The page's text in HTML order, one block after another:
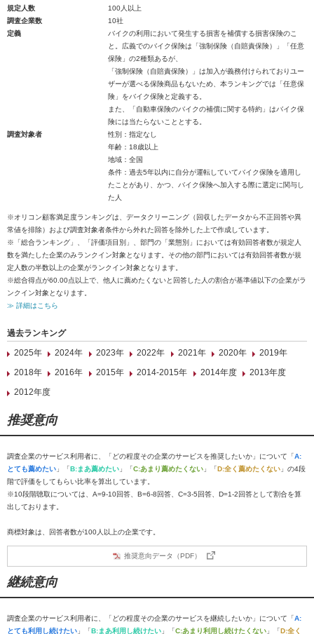
規定人数
100人以上
調査企業数
10社
定義
バイクの利用において発生する損害を補償する損害保険のこ
と。広義でのバイク保険は「強制保険（自賠責保険）」「任意
保険」の2種類あるが、
「強制保険（自賠責保険）」は加入が義務付けられておりユー
ザーが選べる保険商品もないため、本ランキングでは「任意保
険」をバイク保険と定義する。
また、「自動車保険のバイクの補償に関する特約」はバイク保
険には当たらないこととする。
調査対象者
性別：指定なし
年齢：18歳以上
地域：全国
条件：過去5年以内に自分が運転していてバイク保険を適用し
たことがあり、かつ、バイク保険へ加入する際に選定に関与し
た人
※オリコン顧客満足度ランキングは、データクリーニング（回収したデータから不正回答や異
常値を排除）および調査対象者条件から外れた回答を除外した上で作成しています。
※「総合ランキング」、「評価項目別」、部門の「業態別」においては有効回答者数が規定人
数を満たした企業のみランクイン対象となります。その他の部門においては有効回答者数が規
定人数の半数以上の企業がランクイン対象となります。
※総合得点が60.00点以上で、他人に薦めたくないと回答した人の割合が基準値以下の企業がラ
ンクイン対象となります。
≫ 詳細はこちら
過去ランキング
2025年
2024年 2023年 2022年 2021年 2020年
2019年
2018年
2016年 2015年 2014-2015年 2014年度
2013年度
2012年度
推奨意向
調査企業のサービス利用者に、「どの程度その企業のサービスを推奨したいか」について「A:
とても薦めたい 」「B:まあ薦めたい 」「C:あまり薦めたくない 」「D:全く薦めたくない 」の4段
階で評価をしてもらい比率を算出しています。
※10段階聴取については、A=9-10回答、B=6-8回答、C=3-5回答、D=1-2回答として割合を算
出しております。
商標対象は、回答者数が100人以上の企業です。
推奨意向データ（PDF）
継続意向
調査企業のサービス利用者に、「どの程度その企業のサービスを継続したいか」について「A:
とても利用し続けたい 」「B:まあ利用し続けたい 」「C:あまり利用し続けたくない 」「D:全く